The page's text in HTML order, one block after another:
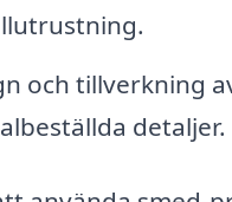
och tillverkning
detaljer.